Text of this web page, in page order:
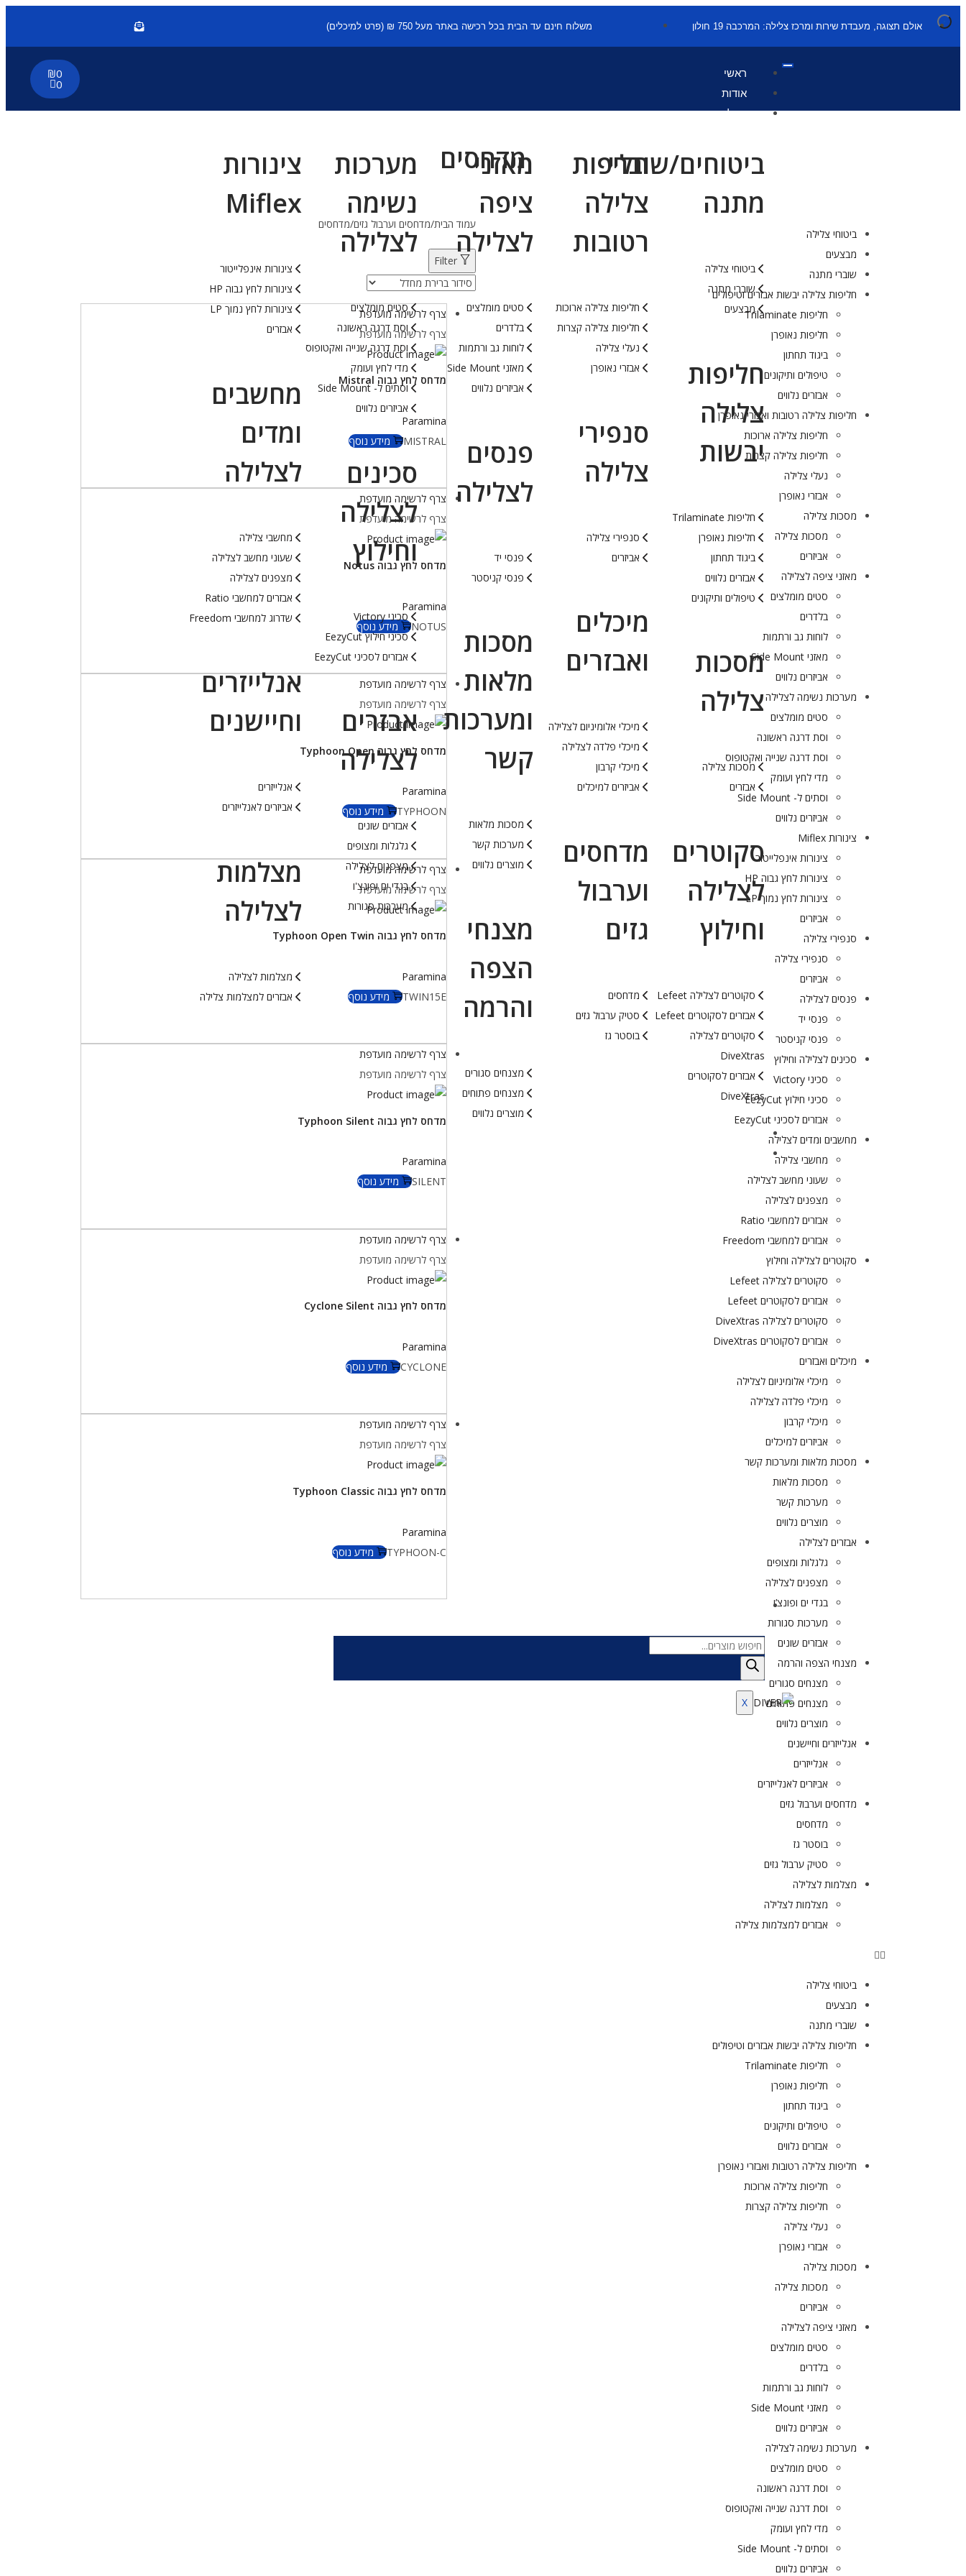
אולם תצוגה, מעבדת שירות ומרכז צלילה: המרכבה 19 חולון משלוח חינם עד הבית בכל רכישה באתר מעל 750 ₪ (פרט למיכלים)
ראשי
אודות
קטלוג
ביטוחים/שוברי
מתנה
ביטוחי צלילה
שוברי מתנה
מבצעים
חליפות
צלילה
יבשות
חליפות Trilaminate
חליפות נאופרן
ביגוד תחתון
אבזרים נלווים
טיפולים ותיקונים
מסכות
צלילה
מסכות צלילה
אבזרים
סקוטרים
לצלילה
וחילוץ
סקוטרים לצלילה Lefeet
אבזרים לסקוטרים Lefeet
סקוטרים לצלילה
DiveXtras
אבזרים לסקוטרים
DiveXtras
חליפות
צלילה
רטובות
חליפות צלילה ארוכות
חליפות צלילה קצרות
נעלי צלילה
אבזרי נאופרן
סנפירי
צלילה
סנפירי צלילה
אביזרים
מיכלים
ואבזרים
מיכלי אלומיניום לצלילה
מיכלי פלדה לצלילה
מיכלי קרבון
אביזרים למיכלים
מדחסים
וערבול
גזים
מדחסים
סטיק ערבול גזים
בוסטר גז
מאזני
ציפה
לצלילה
סטים מומלצים
בלדרים
לוחות גב ורתמות
מאזני Side Mount
אביזרים נלווים
פנסים
לצלילה
פנסי יד
פנסי קניסטר
מסכות
מלאות
ומערכות
קשר
מסכות מלאות
מערכות קשר
מוצרים נלווים
מצנחי
הצפה
והרמה
מצנחים סגורים
מצנחים פתוחים
מוצרים נלווים
מערכות
נשימה
לצלילה
סטים מומלצים
וסת דרגה ראשונה
וסת דרגה שנייה ואקטופוס
מדי לחץ ועומק
וסתים ל- Side Mount
אביזרים נלווים
סכינים
לצלילה
וחילוץ
סכיני Victory
סכיני חילוץ EezyCut
אבזרים לסכיני EezyCut
אבזרים
לצלילה
אבזרים שונים
גלגלות ומצופים
מצפנים לצלילה
בגדי ים ופונצ'ו
מערכות סגורות
צינורות
Miflex
צינורות אינפלייטור
צינורות לחץ גבוה HP
צינורות לחץ נמוך LP
אבזרים
מחשבים
ומדים
לצלילה
מחשבי צלילה
שעוני מחשב לצלילה
מצפנים לצלילה
אבזרים למחשבי Ratio
שדרוג למחשבי Freedom
אנלייזרים
וחיישנים
אנלייזרים
אביזרים לאנלייזרים
מצלמות
לצלילה
מצלמות לצלילה
אבזרים למצלמות צלילה
X
₪0
0
מדחסים
ביטוחי צלילה
מבצעים
שוברי מתנה
חליפות צלילה יבשות אבזרים וטיפולים
חליפות Trilaminate
חליפות נאופרן
ביגוד תחתון
טיפולים ותיקונים
אבזרים נלווים
חליפות צלילה רטובות ואבזרי נאופרן
חליפות צלילה ארוכות
חליפות צלילה קצרות
נעלי צלילה
אבזרי נאופרן
מסכות צלילה
מסכות צלילה
אביזרים
מאזני ציפה לצלילה
סטים מומלצים
בלדרים
לוחות גב ורתמות
מאזני Side Mount
אביזרים נלווים
מערכות נשימה לצלילה
סטים מומלצים
וסת דרגה ראשונה
וסת דרגה שנייה ואקטופוס
מדי לחץ ועומק
וסתים ל- Side Mount
אביזרים נלווים
צינורות Miflex
צינורות אינפלייטור
צינורות לחץ גבוה HP
צינורות לחץ נמוך LP
אביזרים
סנפירי צלילה
סנפירי צלילה
אביזרים
פנסים לצלילה
פנסי יד
פנסי קניסטר
סכינים לצלילה וחילוץ
סכיני Victory
סכיני חילוץ EezyCut
אבזרים לסכיני EezyCut
מחשבים ומדים לצלילה
מחשבי צלילה
שעוני מחשב לצלילה
מצפנים לצלילה
אבזרים למחשבי Ratio
אבזרים למחשבי Freedom
סקוטרים לצלילה וחילוץ
סקוטרים לצלילה Lefeet
אבזרים לסקוטרים Lefeet
סקוטרים לצלילה DiveXtras
אבזרים לסקוטרים DiveXtras
מיכלים ואבזרים
מיכלי אלומיניום לצלילה
מיכלי פלדה לצלילה
מיכלי קרבון
אביזרים למיכלים
מסכות מלאות ומערכות קשר
מסכות מלאות
מערכות קשר
מוצרים נלווים
אבזרים לצלילה
גלגלות ומצופים
מצפנים לצלילה
בגדי ים ופונצ’ו
מערכות סגורות
אבזרים שונים
מצנחי הצפה והרמה
מצנחים סגורים
מצנחים פתוחים
מוצרים נלווים
אנלייזרים וחיישנים
אנלייזרים
אביזרים לאנלייזרים
מדחסים וערבול גזים
מדחסים
בוסטר גז
סטיק ערבול גזים
מצלמות לצלילה
מצלמות לצלילה
אבזרים למצלמות צלילה
ביטוחי צלילה
מבצעים
שוברי מתנה
חליפות צלילה יבשות אבזרים וטיפולים
חליפות Trilaminate
חליפות נאופרן
ביגוד תחתון
טיפולים ותיקונים
אבזרים נלווים
חליפות צלילה רטובות ואבזרי נאופרן
חליפות צלילה ארוכות
חליפות צלילה קצרות
נעלי צלילה
אבזרי נאופרן
מסכות צלילה
מסכות צלילה
אביזרים
מאזני ציפה לצלילה
סטים מומלצים
בלדרים
לוחות גב ורתמות
מאזני Side Mount
אביזרים נלווים
מערכות נשימה לצלילה
סטים מומלצים
וסת דרגה ראשונה
וסת דרגה שנייה ואקטופוס
מדי לחץ ועומק
וסתים ל- Side Mount
אביזרים נלווים
עמוד הבית/מדחסים וערבול גזים/מדחסים
Filter
צרף לרשימה מועדפת
צרף לרשימה מועדפת
מדחס לחץ גבוה Mistral
Paramina
MISTRAL
מידע נוסף
צרף לרשימה מועדפת
צרף לרשימה מועדפת
מדחס לחץ גבוה Notus
Paramina
NOTUS
מידע נוסף
צרף לרשימה מועדפת
צרף לרשימה מועדפת
מדחס לחץ גבוה Typhoon Open
Paramina
TYPHOON
מידע נוסף
צרף לרשימה מועדפת
צרף לרשימה מועדפת
מדחס לחץ גבוה Typhoon Open Twin
Paramina
TWIN15E
מידע נוסף
צרף לרשימה מועדפת
צרף לרשימה מועדפת
מדחס לחץ גבוה Typhoon Silent
Paramina
SILENT
מידע נוסף
צרף לרשימה מועדפת
צרף לרשימה מועדפת
מדחס לחץ גבוה Cyclone Silent
Paramina
CYCLONE
מידע נוסף
צרף לרשימה מועדפת
צרף לרשימה מועדפת
מדחס לחץ גבוה Typhoon Classic
Paramina
TYPHOON-C
מידע נוסף